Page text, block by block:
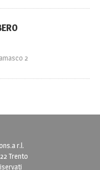
2
r.l.
Trento